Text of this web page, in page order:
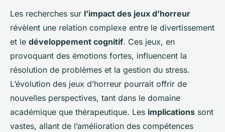
Les recherches sur l’impact des jeux d’horreur
révèlent une relation complexe entre le divertissement
et le développement cognitif. Ces jeux, en
provoquant des émotions fortes, influencent la
résolution de problèmes et la gestion du stress.
L’évolution des jeux d’horreur pourrait offrir de
nouvelles perspectives, tant dans le domaine
académique que thérapeutique. Les implications sont
vastes, allant de l’amélioration des compétences